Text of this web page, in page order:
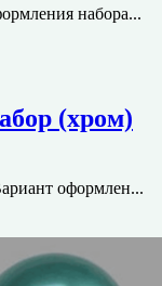
набора...
(хром)
оформлен...